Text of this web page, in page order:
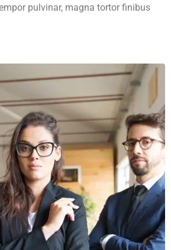
pulvinar, magna tortor finibus